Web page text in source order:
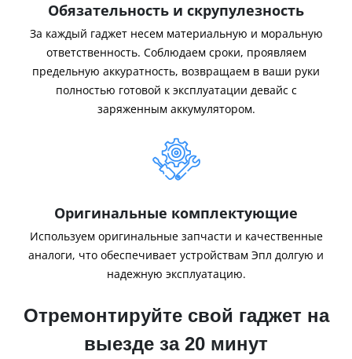
Обязательность и скрупулезность
За каждый гаджет несем материальную и моральную
ответственность. Соблюдаем сроки, проявляем
предельную аккуратность, возвращаем в ваши руки
полностью готовой к эксплуатации девайс с
заряженным аккумулятором.
Оригинальные комплектующие
Используем оригинальные запчасти и качественные
аналоги, что обеспечивает устройствам Эпл долгую и
надежную эксплуатацию.
Отремонтируйте свой гаджет на
выезде за 20 минут